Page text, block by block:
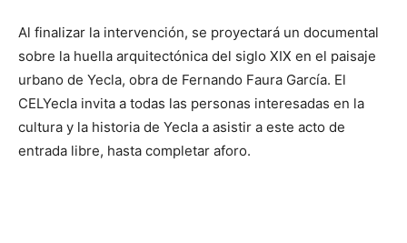
Al finalizar la intervención, se proyectará un documental
sobre la huella arquitectónica del siglo XIX en el paisaje
urbano de Yecla, obra de Fernando Faura García. El
CELYecla invita a todas las personas interesadas en la
cultura y la historia de Yecla a asistir a este acto de
entrada libre, hasta completar aforo.